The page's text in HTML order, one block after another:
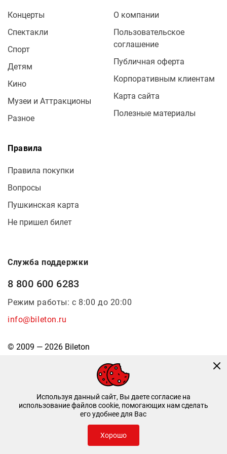
Концерты
Спектакли
Спорт
Детям
Кино
Музеи и Аттракционы
Разное
О компании
Пользовательское
соглашение
Публичная оферта
Корпоративным клиентам
Карта сайта
Полезные материалы
Правила
Правила покупки
Вопросы
Пушкинская карта
Не пришел билет
Служба поддержки
8 800 600 6283
Режим работы: с 8:00 до 20:00
info@bileton.ru
© 2009 — 2026 Bileton
Инфоматика
—Дизайн и разработка
Используя данный сайт, Вы даете согласие на
использование файлов cookie, помогающих нам сделать
его удобнее для Вас
Хорошо